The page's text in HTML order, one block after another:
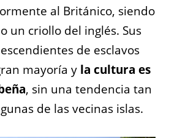
al Británico, siendo
un criollo del inglés. Sus
de esclavos
mayoría y la cultura es
, sin una tendencia tan
de las vecinas islas.